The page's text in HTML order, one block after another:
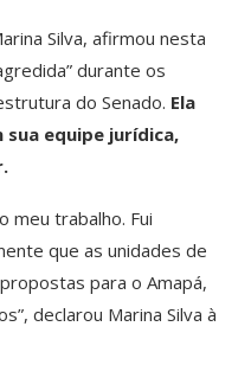
Silva, afirmou nesta
durante os
do Senado. Ela
equipe jurídica,
meu trabalho. Fui
que as unidades de
para o Amapá,
declarou Marina Silva à